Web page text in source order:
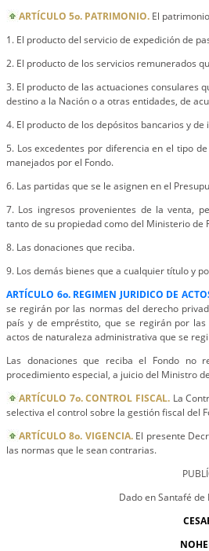
ARTÍCULO 5o. PATRIMONIO. El
1. El producto del servicio de expedición de
2. El producto de los servicios remunerados
3. El producto de las actuaciones consulares
destino a la Nación o a otras entidades, de
4. El producto de los depósitos bancarios y
5. Los excedentes por diferencia en el tipo
manejados por el Fondo.
6. Las partidas que se le asignen en el
7. Los ingresos provenientes de la venta,
tanto de su propiedad como del Ministerio de
8. Las donaciones que reciba.
9. Los demás bienes que a cualquier título y
ARTÍCULO 6o. REGIMEN JURIDICO DE
se regirán por las normas del derecho
país y de empréstito, que se regirán por
actos de naturaleza administrativa que se
Las donaciones que reciba el Fondo no
procedimiento especial, a juicio del Ministro
ARTÍCULO 7o. CONTROL FISCAL.La
selectiva el control sobre la gestión fiscal del
ARTÍCULO 8o. VIGENCIA. El presente
las normas que le sean contrarias.
Dado en Santafé de